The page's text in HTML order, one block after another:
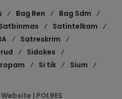
Bag Ren
Bag Sdm
Satintelkam
Satreskrim
Sidokes
Si tik
Sium
| POLRES